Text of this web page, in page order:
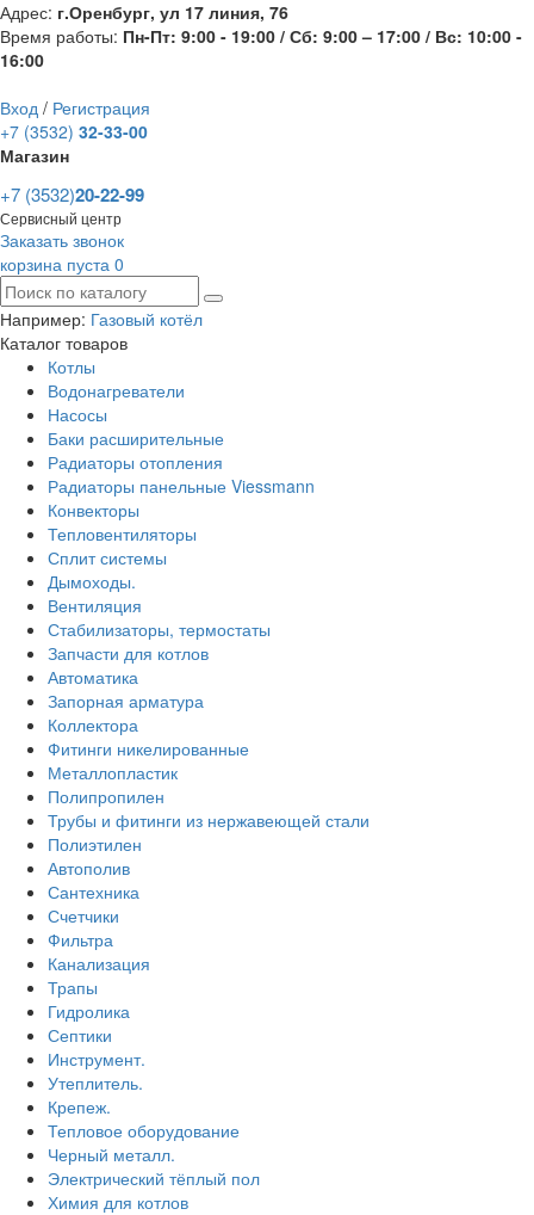
Адрес: г.Оренбург, ул 17 линия, 76
Время работы: Пн-Пт: 9:00 - 19:00 / Сб: 9:00 – 17:00 / Вс: 10:00 -
16:00
Вход / Регистрация
+7 (3532) 32-33-00
Магазин
+7 (3532)20-22-99
Сервисный центр
Заказать звонок
корзина пуста 0
Например: Газовый котёл
Каталог товаров
Котлы
Водонагреватели
Насосы
Баки расширительные
Радиаторы отопления
Радиаторы панельные Viessmann
Конвекторы
Тепловентиляторы
Сплит системы
Дымоходы.
Вентиляция
Стабилизаторы, термостаты
Запчасти для котлов
Автоматика
Запорная арматура
Коллектора
Фитинги никелированные
Металлопластик
Полипропилен
Трубы и фитинги из нержавеющей стали
Полиэтилен
Автополив
Сантехника
Счетчики
Фильтра
Канализация
Трапы
Гидролика
Септики
Инструмент.
Утеплитель.
Крепеж.
Тепловое оборудование
Черный металл.
Электрический тёплый пол
Химия для котлов